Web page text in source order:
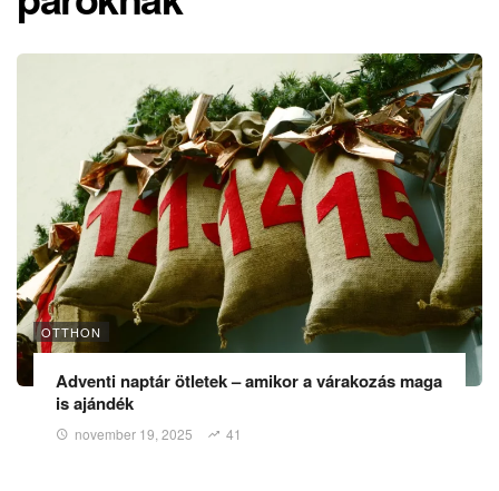
OTTHON
Adventi naptár ötletek – amikor a várakozás maga
is ajándék
november 19, 2025 41